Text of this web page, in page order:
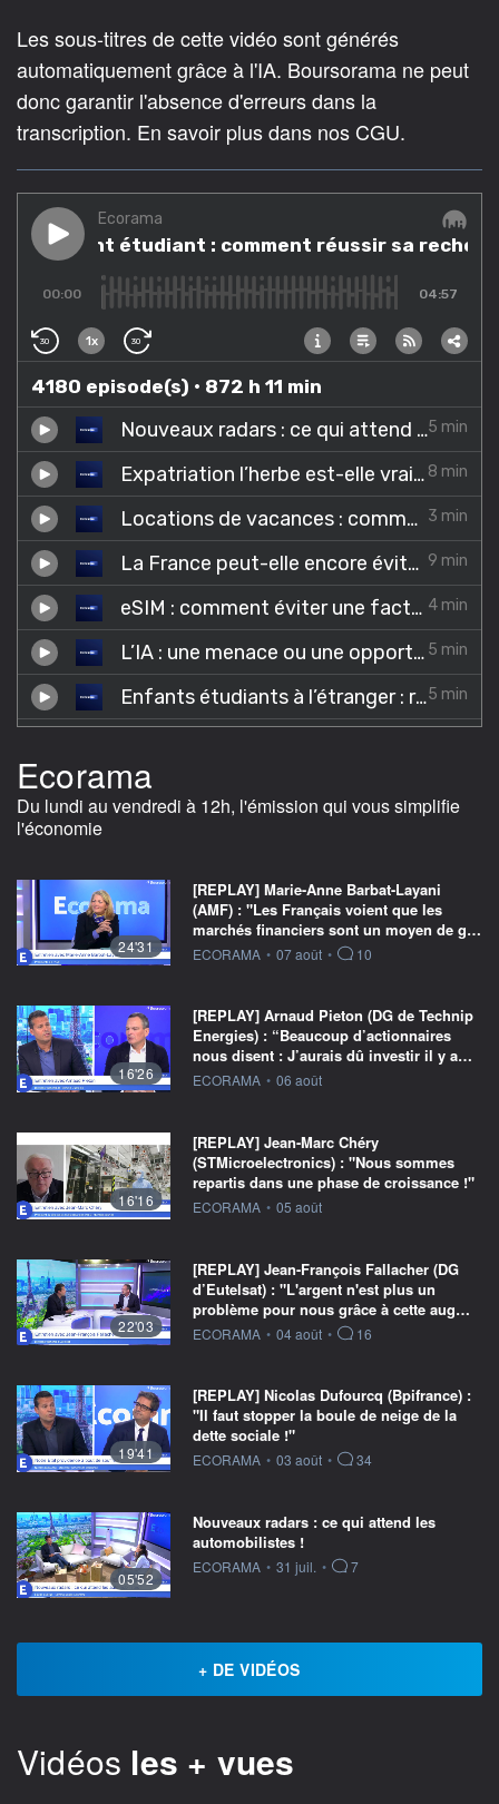
Les sous-titres de cette vidéo sont générés
automatiquement grâce à l'IA. Boursorama ne peut
donc garantir l'absence d'erreurs dans la
transcription. En savoir plus dans nos CGU.
Ecorama
Du lundi au vendredi à 12h, l'émission qui vous simplifie
l'économie
24'31
[REPLAY] Marie-Anne Barbat-Layani
(AMF) : "Les Français voient que les
marchés financiers sont un moyen de g…
information fournie par
ECORAMA • 07 août • 10
16'26
[REPLAY] Arnaud Pieton (DG de Technip
Energies) : “Beaucoup d’actionnaires
nous disent : J’aurais dû investir il y a…
information fournie par
ECORAMA • 06 août
16'16
[REPLAY] Jean-Marc Chéry
(STMicroelectronics) : "Nous sommes
repartis dans une phase de croissance !"
information fournie par
ECORAMA • 05 août
22'03
[REPLAY] Jean-François Fallacher (DG
d’Eutelsat) : "L'argent n'est plus un
problème pour nous grâce à cette aug…
information fournie par
ECORAMA • 04 août • 16
19'41
[REPLAY] Nicolas Dufourcq (Bpifrance) :
"Il faut stopper la boule de neige de la
dette sociale !"
information fournie par
ECORAMA • 03 août • 34
05'52
Nouveaux radars : ce qui attend les
automobilistes !
information fournie par
ECORAMA • 31 juil. • 7
+ DE VIDÉOS
Vidéos les + vues